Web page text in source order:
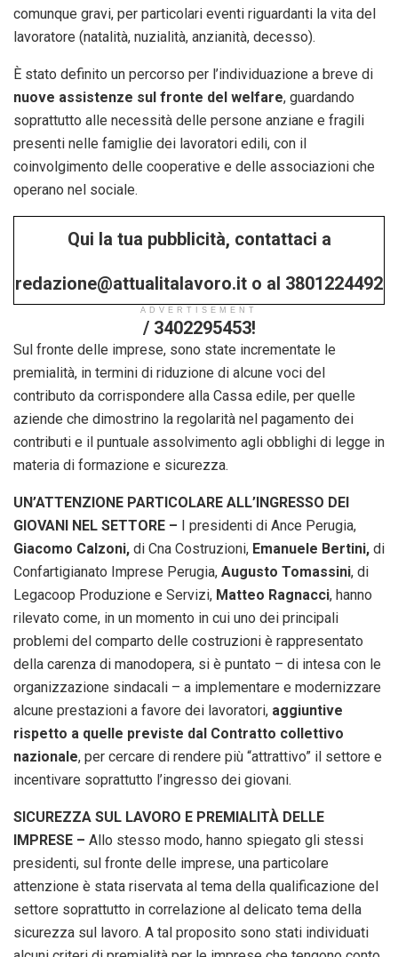
comunque gravi, per particolari eventi riguardanti la vita del
lavoratore (natalità, nuzialità, anzianità, decesso).
È stato definito un percorso per l’individuazione a breve di
nuove assistenze sul fronte del welfare, guardando
soprattutto alle necessità delle persone anziane e fragili
presenti nelle famiglie dei lavoratori edili, con il
coinvolgimento delle cooperative e delle associazioni che
operano nel sociale.
Qui la tua pubblicità, contattaci a
redazione@attualitalavoro.it o al 3801224492
/ 3402295453!
ADVERTISEMENT
Sul fronte delle imprese, sono state incrementate le
premialità, in termini di riduzione di alcune voci del
contributo da corrispondere alla Cassa edile, per quelle
aziende che dimostrino la regolarità nel pagamento dei
contributi e il puntuale assolvimento agli obblighi di legge in
materia di formazione e sicurezza.
UN’ATTENZIONE PARTICOLARE ALL’INGRESSO DEI
GIOVANI NEL SETTORE – I presidenti di Ance Perugia,
Giacomo Calzoni, di Cna Costruzioni, Emanuele Bertini, di
Confartigianato Imprese Perugia, Augusto Tomassini, di
Legacoop Produzione e Servizi, Matteo Ragnacci, hanno
rilevato come, in un momento in cui uno dei principali
problemi del comparto delle costruzioni è rappresentato
della carenza di manodopera, si è puntato – di intesa con le
organizzazione sindacali – a implementare e modernizzare
alcune prestazioni a favore dei lavoratori, aggiuntive
rispetto a quelle previste dal Contratto collettivo
nazionale, per cercare di rendere più “attrattivo” il settore e
incentivare soprattutto l’ingresso dei giovani.
SICUREZZA SUL LAVORO E PREMIALITÀ DELLE
IMPRESE – Allo stesso modo, hanno spiegato gli stessi
presidenti, sul fronte delle imprese, una particolare
attenzione è stata riservata al tema della qualificazione del
settore soprattutto in correlazione al delicato tema della
sicurezza sul lavoro. A tal proposito sono stati individuati